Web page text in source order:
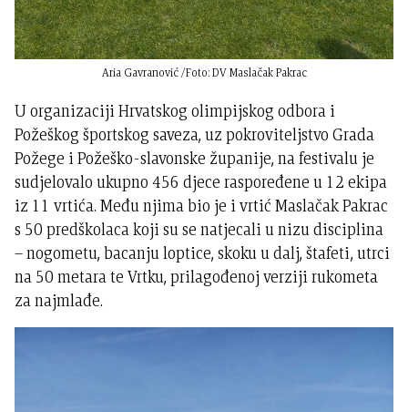
Aria Gavranović /Foto: DV Maslačak Pakrac
U organizaciji Hrvatskog olimpijskog odbora i
Požeškog športskog saveza, uz pokroviteljstvo Grada
Požege i Požeško-slavonske županije, na festivalu je
sudjelovalo ukupno 456 djece raspoređene u 12 ekipa
iz 11 vrtića. Među njima bio je i vrtić Maslačak Pakrac
s 50 predškolaca koji su se natjecali u nizu disciplina
– nogometu, bacanju loptice, skoku u dalj, štafeti, utrci
na 50 metara te Vrtku, prilagođenoj verziji rukometa
za najmlađe.